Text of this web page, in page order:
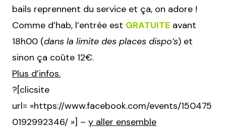
bails reprennent du service et ça, on adore !
Comme d’hab, l’entrée est GRATUITE avant
18h00 (dans la limite des places dispo’s) et
sinon ça coûte 12€.
Plus d’infos.
?[clicsite
url= »https://www.facebook.com/events/150475
0192992346/ »] – y aller ensemble